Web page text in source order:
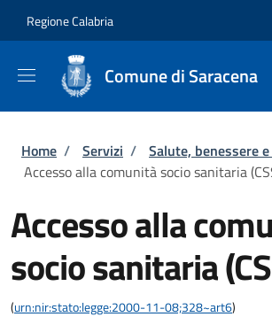
Regione Calabria
Comune di Saracena
Briciole di pane
Home / Servizi / Salute, benessere
Accesso alla comunità socio sanitaria
Accesso alla
socio sanitaria
(urn:nir:stato:legge:2000-11-08;328~art6)